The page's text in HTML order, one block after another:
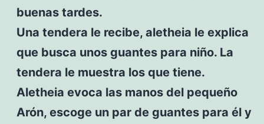
buenas tardes.
Una tendera le recibe, aletheia le explica
que busca unos guantes para niño. La
tendera le muestra los que tiene.
Aletheia evoca las manos del pequeño
Arón, escoge un par de guantes para él y